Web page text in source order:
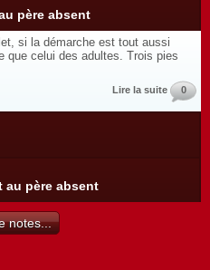
père absent
si la démarche est tout aussi
que celui des adultes. Trois pies
Lire la suite 0
au père absent
notes...